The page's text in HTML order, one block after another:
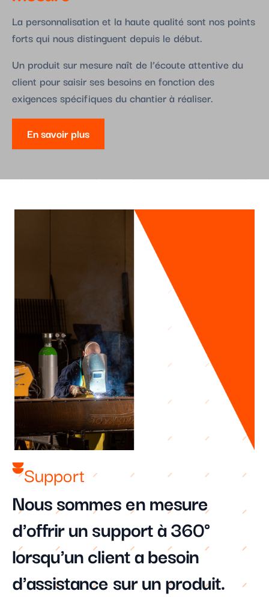
La personnalisation et la haute qualité sont nos points
forts qui nous distinguent depuis le début.
Un produit sur mesure naît de l’écoute attentive du
client pour saisir ses besoins en fonction des
exigences spécifiques du chantier à réaliser.
En savoir plus
Support
Nous sommes en mesure
d'offrir un support à 360°
lorsqu'un client a besoin
d'assistance sur un produit.